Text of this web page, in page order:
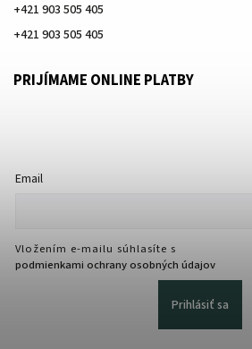
+421 903 505 405
+421 903 505 405
PRIJÍMAME ONLINE PLATBY
Email
Vložením e-mailu súhlasíte s
podmienkami ochrany osobných údajov
Prihlásiť sa